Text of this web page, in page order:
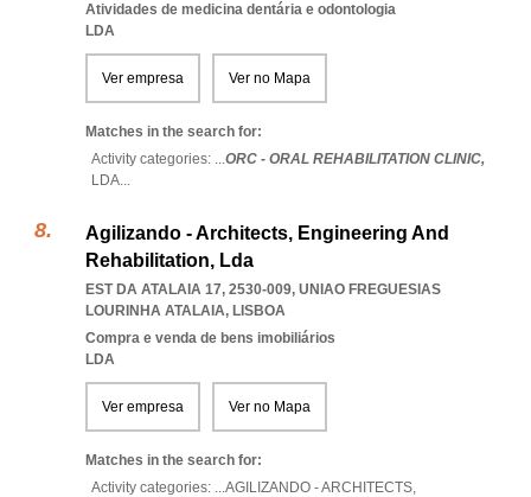
Atividades de medicina dentária e odontologia
LDA
Ver empresa Ver no Mapa
Matches in the search for:
Activity categories: ...ORC - ORAL REHABILITATION CLINIC,
LDA...
Agilizando - Architects, Engineering And
Rehabilitation, Lda
EST DA ATALAIA 17, 2530-009, UNIAO FREGUESIAS
LOURINHA ATALAIA, LISBOA
Compra e venda de bens imobiliários
LDA
Ver empresa Ver no Mapa
Matches in the search for:
Activity categories: ...AGILIZANDO - ARCHITECTS,